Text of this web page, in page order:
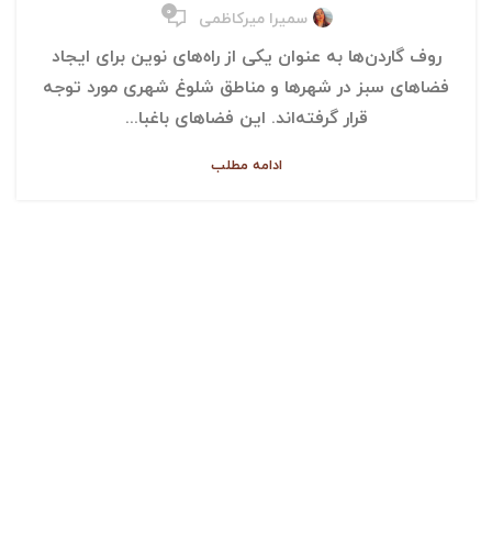
سمیرا میرکاظمی ۰
روف گاردن‌ها به عنوان یکی از راه‌های نوین برای ایجاد
فضاهای سبز در شهرها و مناطق شلوغ شهری مورد توجه
قرار گرفته‌اند. این فضاهای باغبا...
ادامه مطلب